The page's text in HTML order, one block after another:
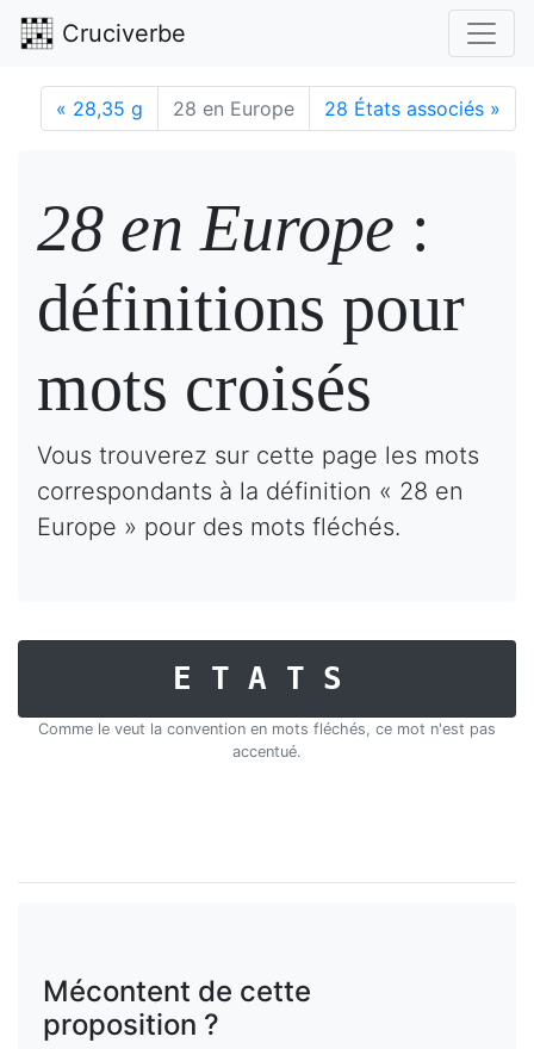
Cruciverbe
« 28,35 g 28 en Europe 28 États associés »
28 en Europe :
définitions pour
mots croisés
Vous trouverez sur cette page les mots
correspondants à la définition « 28 en
Europe » pour des mots fléchés.
ETATS
Comme le veut la convention en mots fléchés, ce mot n'est pas
accentué.
Mécontent de cette
proposition ?